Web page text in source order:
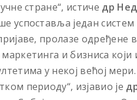
стране“, истиче др
успоставља један
пролазе одређене
и бизниса који
у некој већој
периоду“, изјавио је